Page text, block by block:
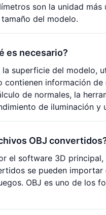
son la unidad
del modelo.
es necesario?
superficie del modelo,
información
de normales, la
de iluminación y
OBJ
el software 3D principal,
se pueden
OBJ es uno de los